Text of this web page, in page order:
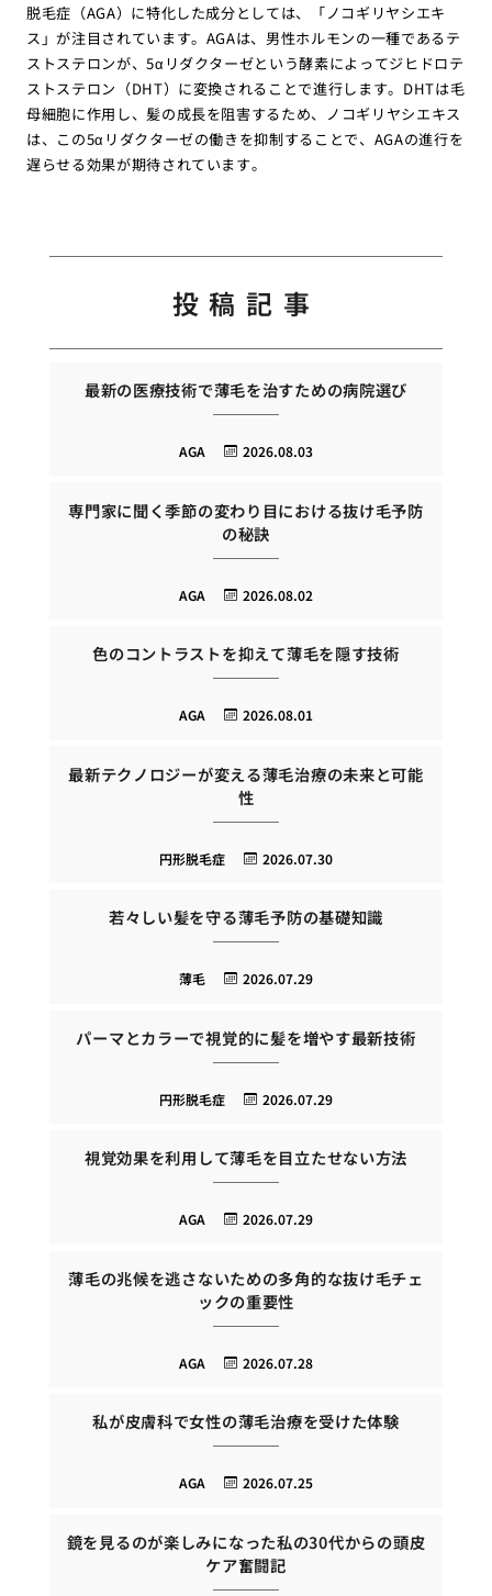
脱毛症（AGA）に特化した成分としては、「ノコギリヤシエキ
ス」が注目されています。AGAは、男性ホルモンの一種であるテ
ストステロンが、5αリダクターゼという酵素によってジヒドロテ
ストステロン（DHT）に変換されることで進行します。DHTは毛
母細胞に作用し、髪の成長を阻害するため、ノコギリヤシエキス
は、この5αリダクターゼの働きを抑制することで、AGAの進行を
遅らせる効果が期待されています。
投稿記事
最新の医療技術で薄毛を治すための病院選び
2026.08.03
AGA
専門家に聞く季節の変わり目における抜け毛予防
の秘訣
2026.08.02
AGA
色のコントラストを抑えて薄毛を隠す技術
2026.08.01
AGA
最新テクノロジーが変える薄毛治療の未来と可能
性
2026.07.30
円形脱毛症
若々しい髪を守る薄毛予防の基礎知識
2026.07.29
薄毛
パーマとカラーで視覚的に髪を増やす最新技術
2026.07.29
円形脱毛症
視覚効果を利用して薄毛を目立たせない方法
2026.07.29
AGA
薄毛の兆候を逃さないための多角的な抜け毛チェ
ックの重要性
2026.07.28
AGA
私が皮膚科で女性の薄毛治療を受けた体験
2026.07.25
AGA
鏡を見るのが楽しみになった私の30代からの頭皮
ケア奮闘記